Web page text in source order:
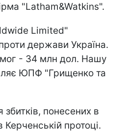
"Latham&Watkins".
Limited"
держави Україна.
- 34 млн дол. Нашу
ЮПФ "Грищенко та
понесених в
Керченській протоці.